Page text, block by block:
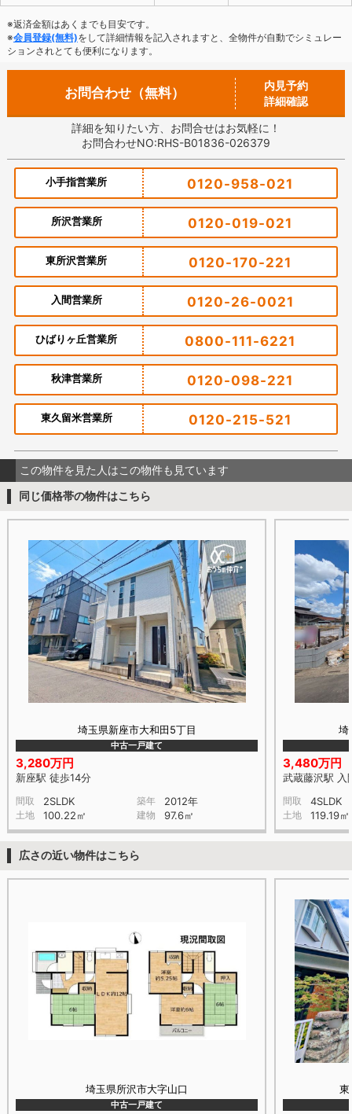
※返済金額はあくまでも目安です。
※会員登録(無料)をして詳細情報を記入されますと、全物件が自動でシミュレー
ションされとても便利になります。
お問合わせ（無料）
内見予約
詳細確認
詳細を知りたい方、お問合せはお気軽に！
お問合わせNO:RHS-B01836-026379
小手指営業所 0120-958-021
所沢営業所 0120-019-021
東所沢営業所 0120-170-221
入間営業所 0120-26-0021
ひばりヶ丘営業所 0800-111-6221
秋津営業所 0120-098-221
東久留米営業所 0120-215-521
この物件を見た人はこの物件も見ています
同じ価格帯の物件はこちら
埼玉県新座市大和田5丁目
中古一戸建て
3,280万円
新座駅 徒歩14分
間取 2SLDK 築年 2012年
土地 100.22㎡ 建物 97.6㎡
埼
3,480万円
武蔵藤沢駅 入
間取 4SLDK
土地 119.19㎡
広さの近い物件はこちら
埼玉県所沢市大字山口
中古一戸建て
東